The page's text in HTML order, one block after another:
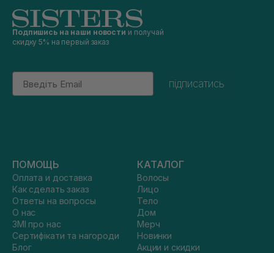
Подпишись на наши новости и получай
скидку 5% на первый заказ
Email
підписатись
ПОМОЩЬ
Оплата и доставка
Как сделать заказ
Ответы на вопросы
О нас
ЗМІ про нас
Сертифікати та нагороди
Блог
КАТАЛОГ
Волосы
Лицо
Тело
Дом
Мерч
Новинки
Акции и скидки